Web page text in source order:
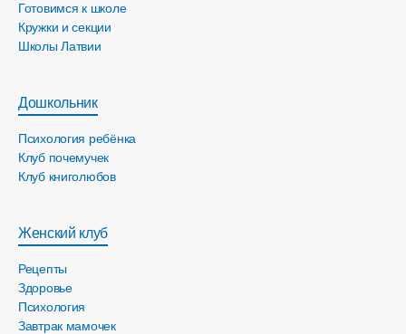
Готовимся к школе
Кружки и секции
Школы Латвии
Дошкольник
Психология ребёнка
Клуб почемучек
Клуб книголюбов
Женский клуб
Рецепты
Здоровье
Психология
Завтрак мамочек